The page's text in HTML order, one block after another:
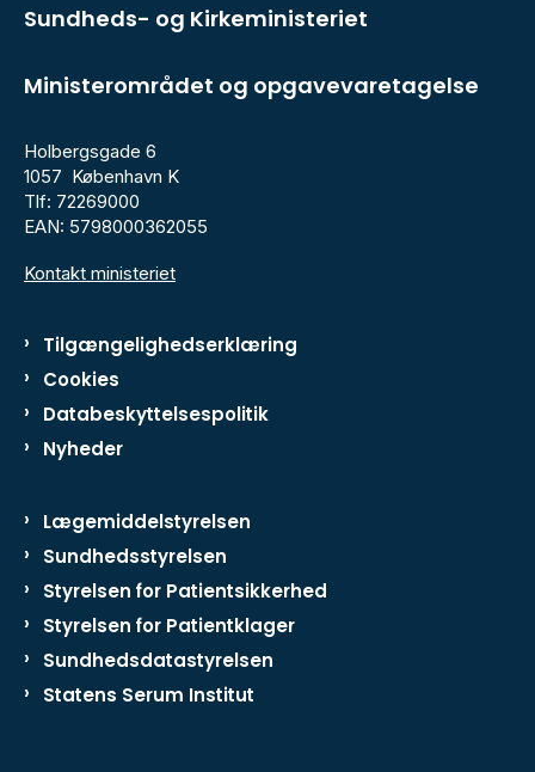
Sundheds- og Kirkeministeriet
Ministerområdet og opgavevaretagelse
Holbergsgade 6
1057 København K
Tlf: 72269000
EAN: 5798000362055
Kontakt ministeriet
Tilgængelighedserklæring
Cookies
Databeskyttelsespolitik
Nyheder
Lægemiddelstyrelsen
Sundhedsstyrelsen
Styrelsen for Patientsikkerhed
Styrelsen for Patientklager
Sundhedsdatastyrelsen
Statens Serum Institut